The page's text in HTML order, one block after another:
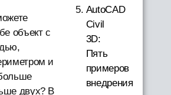
объект с
и
двух? В
AutoCAD
Civil
3D:
Пять
примеров
внедрения